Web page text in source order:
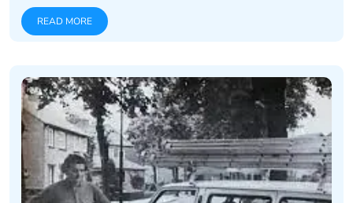
READ MORE